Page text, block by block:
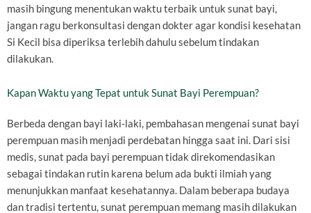
masih bingung menentukan waktu terbaik untuk sunat bayi,
jangan ragu berkonsultasi dengan dokter agar kondisi kesehatan
Si Kecil bisa diperiksa terlebih dahulu sebelum tindakan
dilakukan.
Kapan Waktu yang Tepat untuk Sunat Bayi Perempuan?
Berbeda dengan bayi laki-laki, pembahasan mengenai sunat bayi
perempuan masih menjadi perdebatan hingga saat ini. Dari sisi
medis, sunat pada bayi perempuan tidak direkomendasikan
sebagai tindakan rutin karena belum ada bukti ilmiah yang
menunjukkan manfaat kesehatannya. Dalam beberapa budaya
dan tradisi tertentu, sunat perempuan memang masih dilakukan